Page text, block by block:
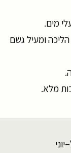
מים.
ומעיל גשם
מלא.